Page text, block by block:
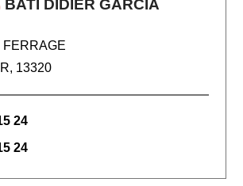
BATI DIDIER GARCIA
FERRAGE
13320
24
24